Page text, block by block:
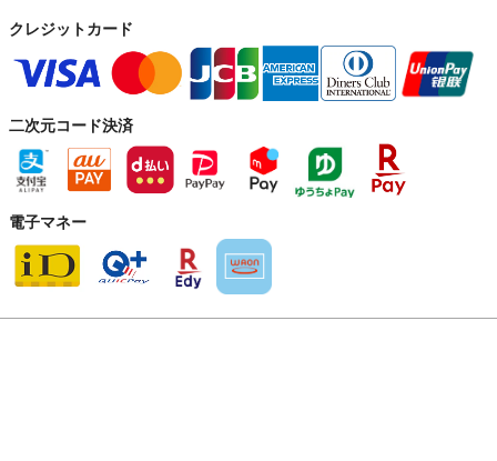
クレジットカード
二次元コード決済
電子マネー